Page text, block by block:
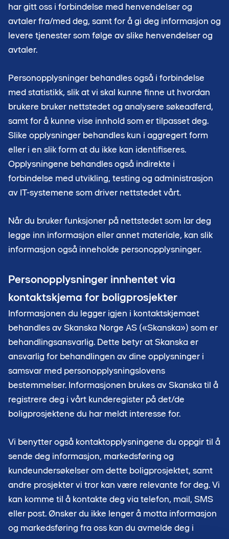
har gitt oss i forbindelse med henvendelser og
avtaler fra/med deg, samt for å gi deg informasjon og
levere tjenester som følge av slike henvendelser og
avtaler.
Personopplysninger behandles også i forbindelse
med statistikk, slik at vi skal kunne finne ut hvordan
brukere bruker nettstedet og analysere søkeadferd,
samt for å kunne vise innhold som er tilpasset deg.
Slike opplysninger behandles kun i aggregert form
eller i en slik form at du ikke kan identifiseres.
Opplysningene behandles også indirekte i
forbindelse med utvikling, testing og administrasjon
av IT-systemene som driver nettstedet vårt.
Når du bruker funksjoner på nettstedet som lar deg
legge inn informasjon eller annet materiale, kan slik
informasjon også inneholde personopplysninger.
Personopplysninger innhentet via
kontaktskjema for boligprosjekter
Informasjonen du legger igjen i kontaktskjemaet
behandles av Skanska Norge AS («Skanska») som er
behandlingsansvarlig. Dette betyr at Skanska er
ansvarlig for behandlingen av dine opplysninger i
samsvar med personopplysningslovens
bestemmelser. Informasjonen brukes av Skanska til å
registrere deg i vårt kunderegister på det/de
boligprosjektene du har meldt interesse for.
Vi benytter også kontaktopplysningene du oppgir til å
sende deg informasjon, markedsføring og
kundeundersøkelser om dette boligprosjektet, samt
andre prosjekter vi tror kan være relevante for deg. Vi
kan komme til å kontakte deg via telefon, mail, SMS
eller post. Ønsker du ikke lenger å motta informasjon
og markedsføring fra oss kan du avmelde deg i